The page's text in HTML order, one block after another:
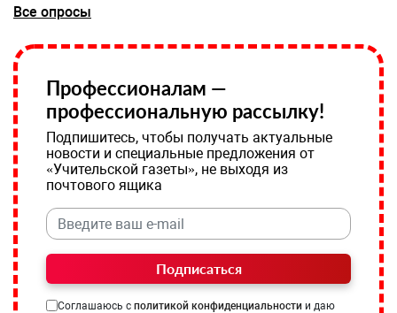
Все опросы
Профессионалам —
профессиональную рассылку!
Подпишитесь, чтобы получать актуальные
новости и специальные предложения от
«Учительской газеты», не выходя из
почтового ящика
Подписаться
Соглашаюсь с политикой конфиденциальности и даю